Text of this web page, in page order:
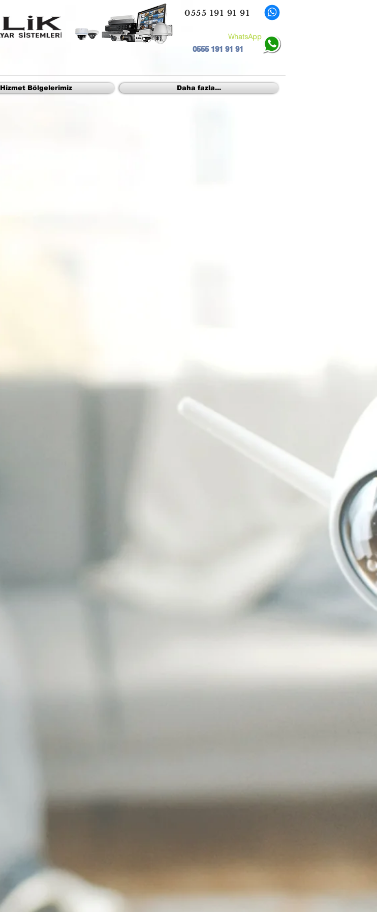
0555 191 91 91
0555 191 91 91
WhatsApp
Hizmet Bölgelerimiz Daha fazla...